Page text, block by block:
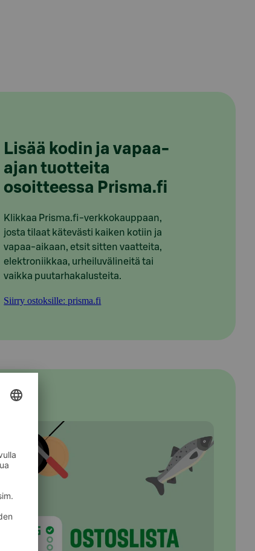
Lisää kodin ja vapaa-
ajan tuotteita
osoitteessa Prisma.fi
Klikkaa Prisma.fi-verkkokauppaan,
josta tilaat kätevästi kaiken kotiin ja
vapaa-aikaan, etsit sitten vaatteita,
elektroniikkaa, urheiluvälineitä tai
vaikka puutarhakalusteita.
Siirry ostoksille: prisma.fi